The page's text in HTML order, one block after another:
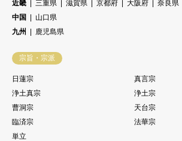
近畿
三重県 滋賀県 京都府 大阪府 奈良県
中国
山口県
九州
鹿児島県
宗旨・宗派
日蓮宗
真言宗
浄土真宗
浄土宗
曹洞宗
天台宗
臨済宗
法華宗
単立